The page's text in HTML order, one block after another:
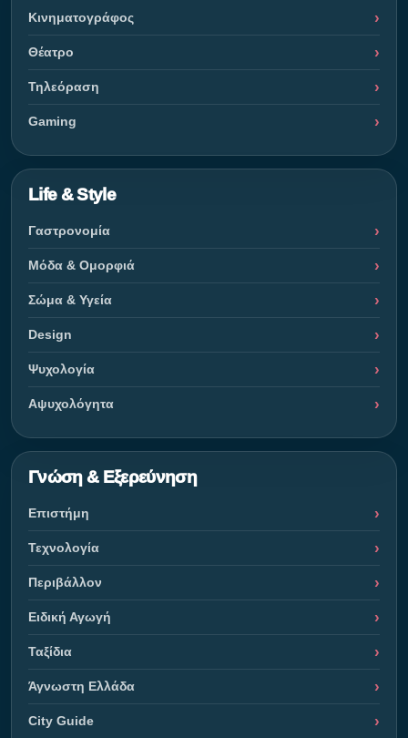
Κινηματογράφος
Θέατρο
Τηλεόραση
Gaming
Life & Style
Γαστρονομία
Μόδα & Ομορφιά
Σώμα & Υγεία
Design
Ψυχολογία
Αψυχολόγητα
Γνώση & Εξερεύνηση
Επιστήμη
Τεχνολογία
Περιβάλλον
Ειδική Αγωγή
Ταξίδια
Άγνωστη Ελλάδα
City Guide